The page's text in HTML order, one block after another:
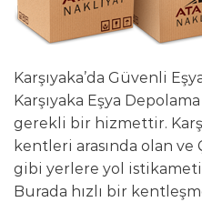
Karşıyaka’da Güvenli
Karşıyaka Eşya
gerekli bir hizmettir.
kentleri arasında olan ve
gibi yerlere yol
Burada hızlı bir